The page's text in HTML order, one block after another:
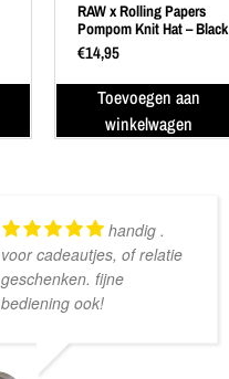
RAW x Rolling Papers
Pompom Knit Hat – Black
€14,95
Toevoegen aan
winkelwagen
handig .
voor cadeautjes, of relatie
geschenken. fijne
bediening ook!